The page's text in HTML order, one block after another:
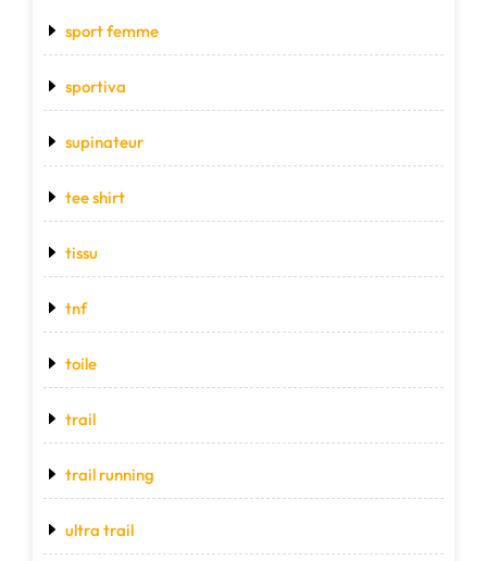
sport femme
sportiva
supinateur
tee shirt
tissu
tnf
toile
trail
trail running
ultra trail